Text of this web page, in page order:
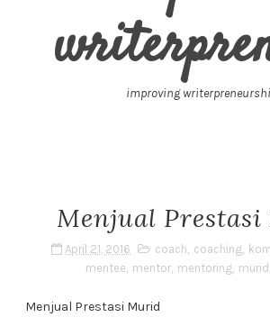
improving
Menjual
April 21, 2016 coach, coaching,
mentee, mentor, mentoring, murid
Menjual Prestasi Murid